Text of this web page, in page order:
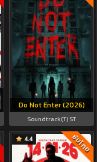
Do Not Enter (2026)
Soundtrack(T) ST
4.4 ซับไทย